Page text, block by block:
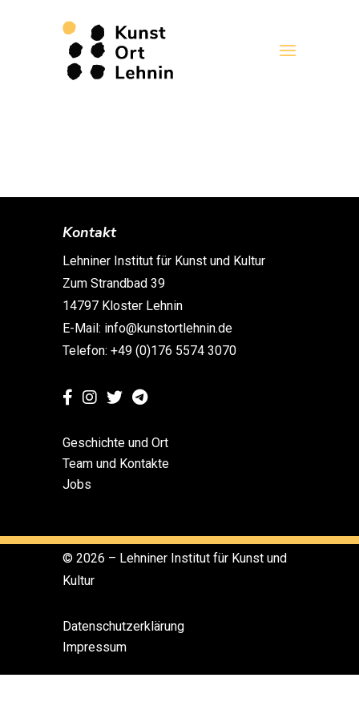
Kontakt
Lehniner Institut für Kunst und Kultur
Zum Strandbad 39
14797 Kloster Lehnin
E-Mail: info@kunstortlehnin.de
Telefon: +49 (0)176 5574 3070
Geschichte und Ort
Team und Kontakte
Jobs
© 2026 – Lehniner Institut für Kunst und
Kultur
Datenschutzerklärung
Impressum